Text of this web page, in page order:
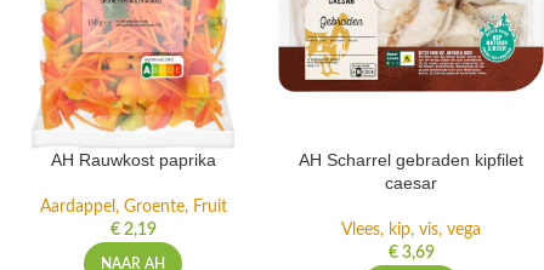
Aardappel, Groente, Fruit
€ 2,19
AH Scharrel gebraden kipfilet
Vlees, kip, vis, vega